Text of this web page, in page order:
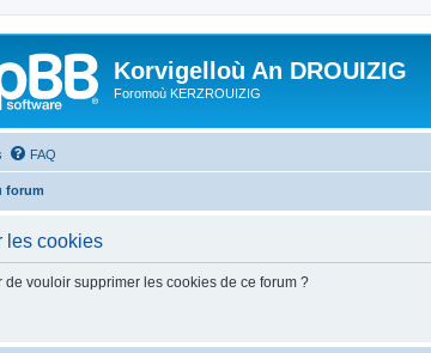
Korvigelloù An DROUIZIG
Foromoù KERZROUIZIG
FAQ
forum
les cookies
de vouloir supprimer les cookies de ce forum ?